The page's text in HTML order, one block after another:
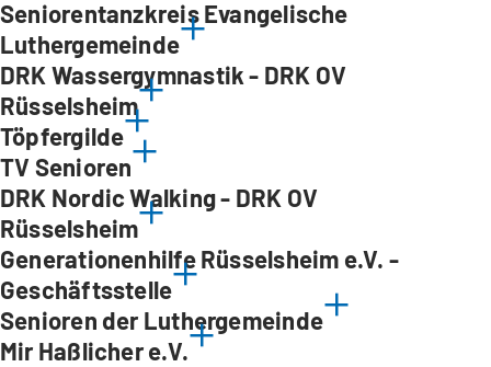
Seniorentanzkreis Evangelische
Luthergemeinde
DRK Wassergymnastik - DRK OV
Rüsselsheim
Töpfergilde
TV Senioren
DRK Nordic Walking - DRK OV
Rüsselsheim
Generationenhilfe Rüsselsheim e.V. -
Geschäftsstelle
Senioren der Luthergemeinde
Mir Haßlicher e.V.